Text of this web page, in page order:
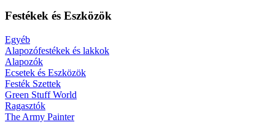
Festékek és Eszközök
Egyéb
Alapozófestékek és lakkok
Alapozók
Ecsetek és Eszközök
Festék Szettek
Green Stuff World
Ragasztók
The Army Painter